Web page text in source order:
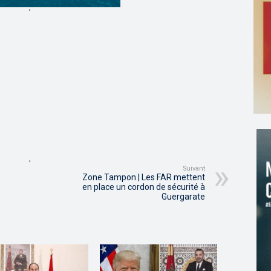
,
Suivant
Zone Tampon | Les FAR mettent
en place un cordon de sécurité à
Guergarate